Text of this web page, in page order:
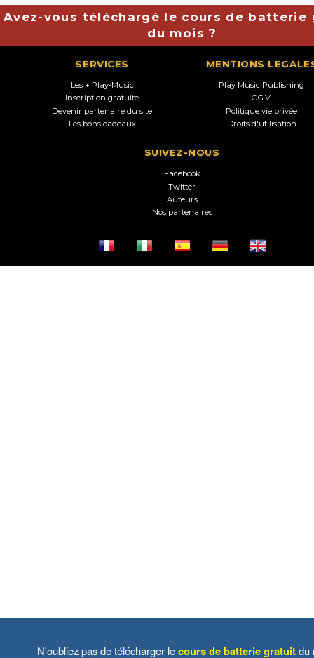
Avez-vous téléchargé le cours de batterie
du mois ?
SERVICES
Les + Play-Music
Inscription gratuite
Devenir partenaire du site
Les bons cadeaux
MENTIONS
Play Music Publishing
C.G.V.
Politique vie privée
Droits d'utilisation
SUIVEZ-NOUS
Facebook
Twitter
Auteurs
Nos partenaires
N'oubliez pas de télécharger lecours de batterie gratuitdu